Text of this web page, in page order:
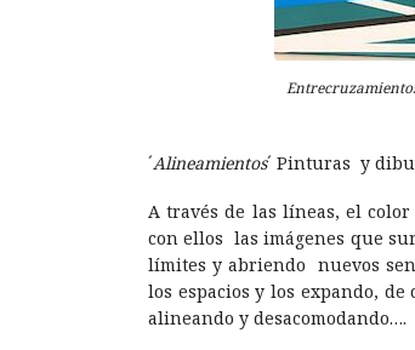
´Alineamientos´ Pinturas y
A través de las líneas, el
con ellos las imágenes que
límites y abriendo nuevos
los espacios y los expando,
alineando y desacomodando….